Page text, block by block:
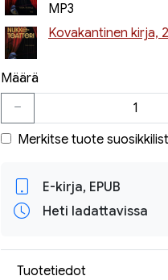
MP3
Kovakantinen kirja,
Määrä
Merkitse tuote
E-kirja, EPUB
Heti ladattavissa
Tuotetiedot